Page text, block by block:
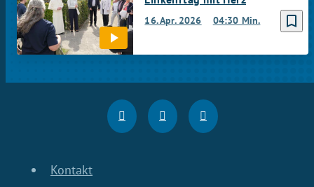
bookmark_border
16. Apr. 2026 04:30 Min.
Kontakt